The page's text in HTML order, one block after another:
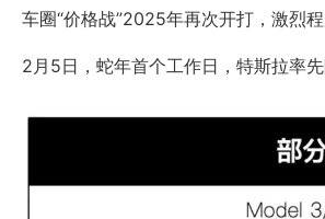
车圈“价格战”2025年再次开打，激烈
2月5日，蛇年首个工作日，特斯拉率